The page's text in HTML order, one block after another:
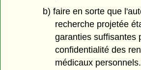
b) faire en sorte que
recherche projetée
garanties suffisantes
confidentialité des
médicaux